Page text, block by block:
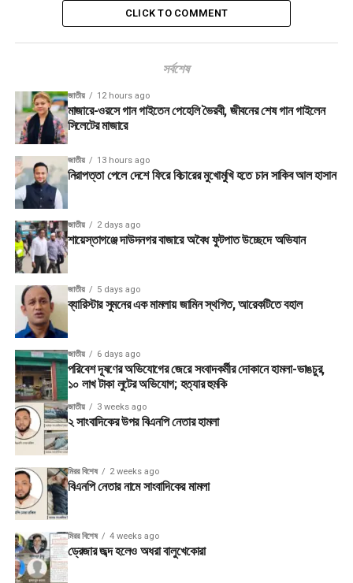
CLICK TO COMMENT
সর্বশেষ
জাতীয় 12 hours ago
মাজারে-ওরসে গান গাইতেন পেহেলি ভৈরবী, জীবনের শেষ গান গাইলেন
সিলেটের মাজারে
জাতীয় 13 hours ago
নিরাপত্তা পেলে দেশে ফিরে বিচারের মুখোমুখি হতে চান সাকিব আল হাসান
জাতীয় 2 days ago
শায়েস্তাগঞ্জে দাউদনগর বাজারে অবৈধ ফুটপাত উচ্ছেদে অভিযান
জাতীয় 5 days ago
ব্যারিস্টার সুমনের এক মামলায় জামিন স্থগিত, আরেকটিতে বহাল
জাতীয় 6 days ago
পরিবেশ দূষণের অভিযোগের জেরে সংবাদকর্মীর দোকানে হামলা-ভাঙচুর,
১০ লাখ টাকা লুটের অভিযোগ; হত্যার হুমকি
জাতীয় 3 weeks ago
২ সাংবাদিকের উপর বিএনপি নেতার হামলা
মিরর বিশেষ 2 weeks ago
বিএনপি নেতার নামে সাংবাদিকের মামলা
মিরর বিশেষ 4 weeks ago
ড্রেজার জব্দ হলেও অধরা বালুখেকোরা